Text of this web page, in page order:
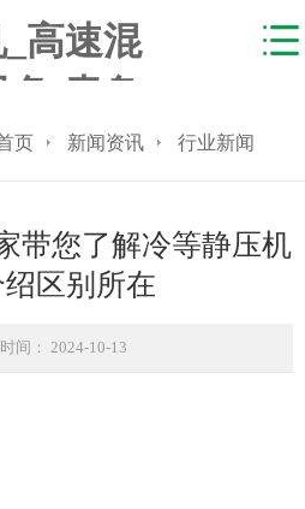
页 新闻资讯 行业新闻
带您了解冷等静压机
区别所在
间： 2024-10-13